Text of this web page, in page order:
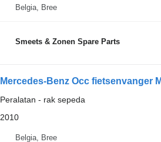
Belgia, Bree
Smeets & Zonen Spare Parts
Mercedes-Benz Occ fietsenvanger
Peralatan - rak sepeda
2010
Belgia, Bree